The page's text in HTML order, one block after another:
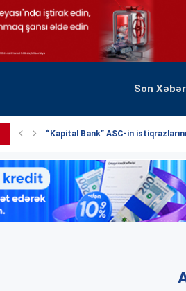
Son
“Kapital Bank” ASC-in